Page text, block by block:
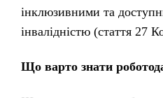
інклюзивними та
інвалідністю (стаття 27
Що варто знати